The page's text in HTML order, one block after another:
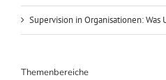
Supervision in Organisationen:
Themenbereiche